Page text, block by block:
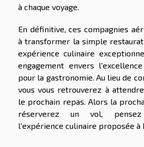
à chaque voyage.
En définitive, ces compagnies
à transformer la simple
expérience culinaire
engagement envers
pour la gastronomie. Au lieu de
vous vous retrouverez à
le prochain repas. Alors la
réserverez un vol,
l'expérience culinaire proposée à